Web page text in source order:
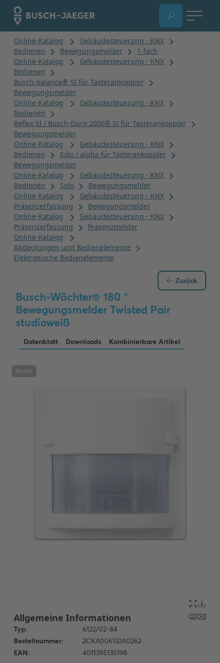
Zurück
Busch-Wächter® 180 °
Bewegungsmelder Twisted Pair
studioweiß
Datenblatt Downloads Kombinierbare Artikel
Archiv